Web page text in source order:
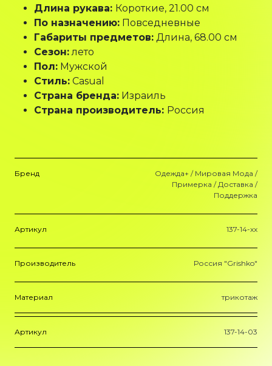
Длина рукава: Короткие, 21.00 см
По назначению: Повседневные
Габариты предметов: Длина, 68.00 см
Сезон:лето
Пол: Мужской
Стиль: Casual
Страна бренда: Израиль
Страна производитель: Россия
Бренд
Одежда+ / Мировая Мода /
Примерка / Доставка /
Поддержка
Артикул 137-14-хх
Производитель Россия "Grishko"
Материал трикотаж
Артикул 137-14-03